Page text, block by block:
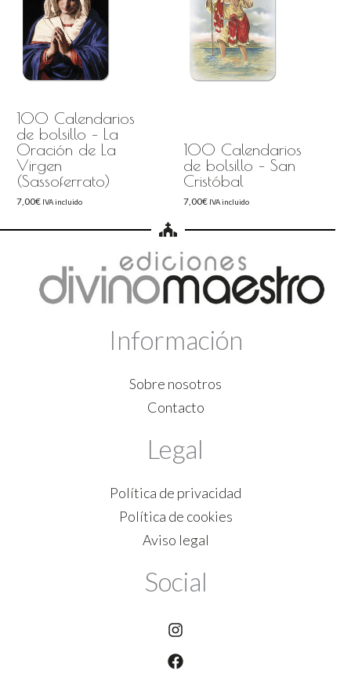
100 Calendarios
de bolsillo – La
Oración de La
Virgen
(Sassoferrato)
7,00€ IVA incluido
100 Calendarios
de bolsillo – San
Cristóbal
7,00€ IVA incluido
Información
Sobre nosotros
Contacto
Legal
Política de privacidad
Política de cookies
Aviso legal
Social
Instagram
Facebook